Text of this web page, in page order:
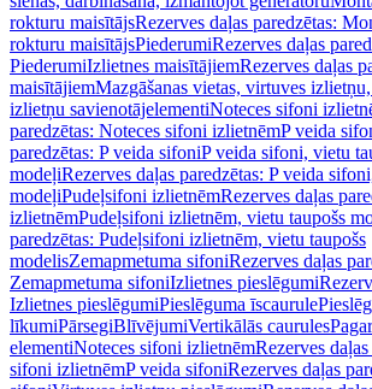
rokturu maisītājsRezerves daļas paredzētas:
rokturu maisītājsPiederumiRezerves daļas
PiederumiIzlietnes maisītājiemRezerves daļas
maisītājiemMazgāšanas vietas, virtuves
izlietņu savienotājelementiNoteces sifoni
paredzētas: Noteces sifoni izlietnēmP veida
paredzētas: P veida sifoniP veida sifoni, vietu
modeļiRezerves daļas paredzētas: P veida
modeļiPudeļsifoni izlietnēmRezerves daļas
izlietnēmPudeļsifoni izlietnēm, vietu taupošs
paredzētas: Pudeļsifoni izlietnēm, vietu taupošs
modelisZemapmetuma sifoniRezerves daļas
Zemapmetuma sifoniIzlietnes pieslēgumi
Izlietnes pieslēgumiPieslēguma īscaurule
līkumiPārsegiBlīvējumiVertikālās caurules
elementiNoteces sifoni izlietnēmRezerves
sifoni izlietnēmP veida sifoniRezerves daļas